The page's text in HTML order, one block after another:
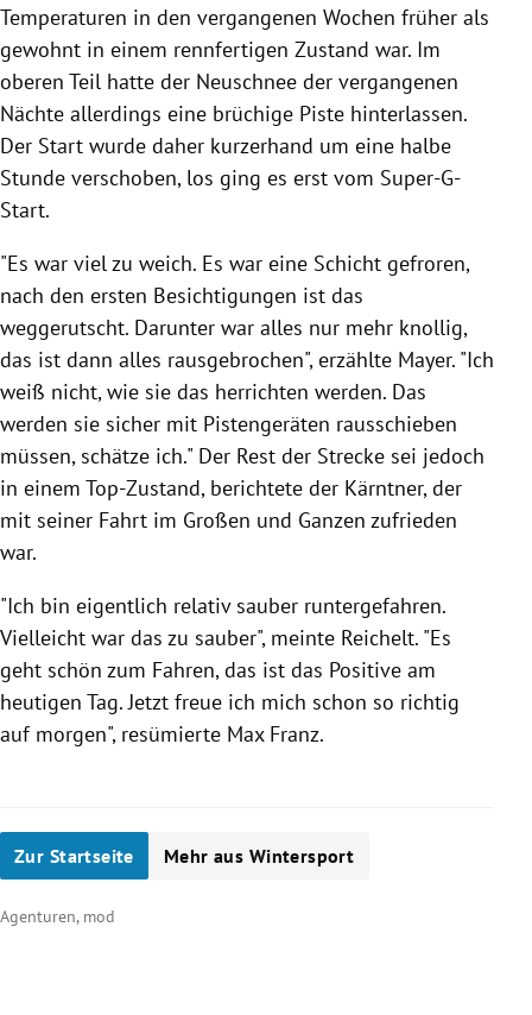
Temperaturen in den vergangenen Wochen früher als
gewohnt in einem rennfertigen Zustand war. Im
oberen Teil hatte der Neuschnee der vergangenen
Nächte allerdings eine brüchige Piste hinterlassen.
Der Start wurde daher kurzerhand um eine halbe
Stunde verschoben, los ging es erst vom Super-G-
Start.
"Es war viel zu weich. Es war eine Schicht gefroren,
nach den ersten Besichtigungen ist das
weggerutscht. Darunter war alles nur mehr knollig,
das ist dann alles rausgebrochen", erzählte Mayer. "Ich
weiß nicht, wie sie das herrichten werden. Das
werden sie sicher mit Pistengeräten rausschieben
müssen, schätze ich." Der Rest der Strecke sei jedoch
in einem Top-Zustand, berichtete der Kärntner, der
mit seiner Fahrt im Großen und Ganzen zufrieden
war.
"Ich bin eigentlich relativ sauber runtergefahren.
Vielleicht war das zu sauber", meinte Reichelt. "Es
geht schön zum Fahren, das ist das Positive am
heutigen Tag. Jetzt freue ich mich schon so richtig
auf morgen", resümierte Max Franz.
Zur Startseite Mehr aus Wintersport
Agenturen, mod